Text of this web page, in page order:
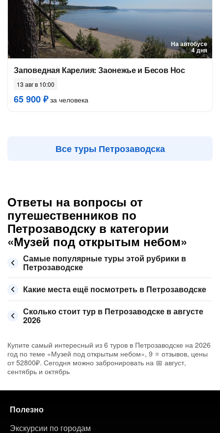
На автобусе
4 дня
Заповедная Карелия: Заонежье и Бесов Нос
13 авг в 10:00
65 900 ₽за человека
Все туры Петрозаводска
Ответы на вопросы от
путешественников по
Петрозаводску в категории
«Музей под открытым небом»
Самые популярные туры этой рубрики в
Петрозаводске
Какие места ещё посмотреть в Петрозаводске
Сколько стоит тур в Петрозаводске в августе
2026
Купите самый интересный из 6 туров в Петрозаводске на 2026
год по теме «Музей под открытым небом», 9 ⭐ отзывов, цены
от 52800₽. Сегодня можно забронировать на 📅 август,
сентябрь и октябрь
Полезно
Экскурсии по городам